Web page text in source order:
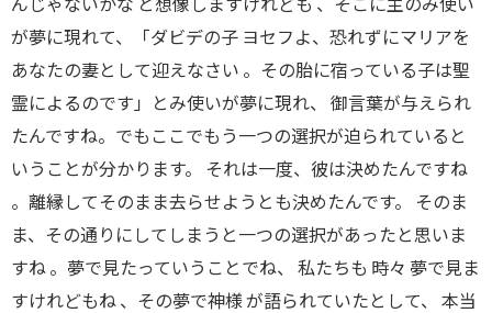
んじゃないかな と想像しますけれども 、そこに主のみ使い
が夢に現れて、「ダビデの子 ヨセフよ、恐れずにマリアを
あなたの妻として迎えなさい 。その胎に宿っている子は聖
霊によるのです」とみ使いが夢に現れ、 御言葉が与えられ
たんですね。でもここでもう一つの選択が迫られていると
いうことが分かります。 それは一度、彼は決めたんですね
。離縁してそのまま去らせようとも決めたんです。 そのま
ま、その通りにしてしまうと一つの選択があったと思いま
すね 。夢で見たっていうことでね、 私たちも 時々 夢で見ま
すけれどもね 、その夢で神様 が語られていたとして、 本当